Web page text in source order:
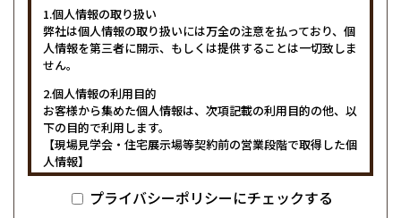
1.個人情報の取り扱い
弊社は個人情報の取り扱いには万全の注意を払っており、個
人情報を第三者に開示、もしくは提供することは一切致しま
せん。
2.個人情報の利用目的
お客様から集めた個人情報は、次項記載の利用目的の他、以
下の目的で利用します。
【現場見学会・住宅展示場等契約前の営業段階で取得した個
人情報】
・お客様に対し、住宅プランを提供するため
【請負契約・売買契約締結時に取得した個人情報】
プライバシーポリシーにチェックする